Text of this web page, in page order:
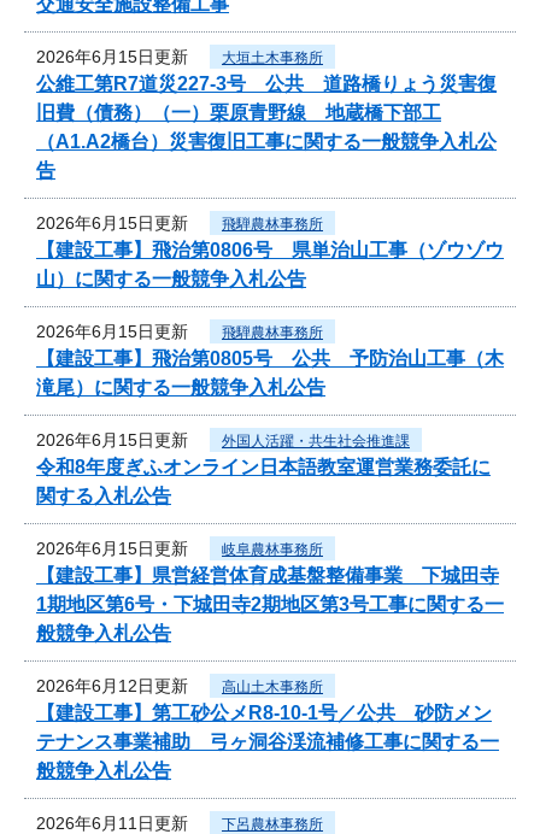
2026年6月15日更新 大垣土木事務所
公維工第R7道災227-3号 公共 道路橋りょう災害復
旧費（債務）（一）栗原青野線 地蔵橋下部工
（A1.A2橋台）災害復旧工事に関する一般競争入札公
告
2026年6月15日更新 飛騨農林事務所
【建設工事】飛治第0806号 県単治山工事（ゾウゾウ
山）に関する一般競争入札公告
2026年6月15日更新 飛騨農林事務所
【建設工事】飛治第0805号 公共 予防治山工事（木
滝尾）に関する一般競争入札公告
2026年6月15日更新 外国人活躍・共生社会推進課
令和8年度ぎふオンライン日本語教室運営業務委託に
関する入札公告
2026年6月15日更新 岐阜農林事務所
【建設工事】県営経営体育成基盤整備事業 下城田寺
1期地区第6号・下城田寺2期地区第3号工事に関する一
般競争入札公告
2026年6月12日更新 高山土木事務所
【建設工事】第工砂公メR8-10-1号／公共 砂防メン
テナンス事業補助 弓ヶ洞谷渓流補修工事に関する一
般競争入札公告
2026年6月11日更新 下呂農林事務所